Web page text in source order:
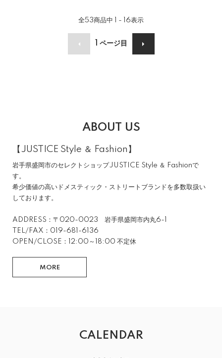
全53商品中 1 - 16表示
ページ目
ABOUT US
【JUSTICE Style ＆ Fashion】
岩手県盛岡市のセレクトショップJUSTICE Style ＆ Fashionで
す。
希少価値の高いドメスティック・ストリートブランドを多数取扱い
しております。
ADDRESS：〒020-0023 岩手県盛岡市内丸6-1
TEL/FAX：019-681-6136
OPEN/CLOSE：12:00～18:00 不定休
MORE
CALENDAR